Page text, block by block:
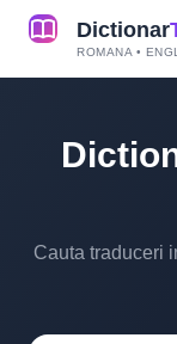
Dictionar
ROMANA •
Cauta traduceri